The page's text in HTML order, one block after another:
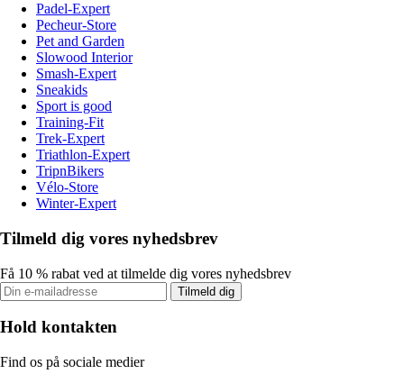
Padel-Expert
Pecheur-Store
Pet and Garden
Slowood Interior
Smash-Expert
Sneakids
Sport is good
Training-Fit
Trek-Expert
Triathlon-Expert
TripnBikers
Vélo-Store
Winter-Expert
Tilmeld dig vores nyhedsbrev
Få 10 % rabat ved at tilmelde dig vores nyhedsbrev
Tilmeld dig
Hold kontakten
Find os på sociale medier